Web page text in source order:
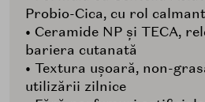
Probio-Cica, cu rol calmant
• Ceramide NP și TECA,
bariera cutanată
• Textura ușoară, non-
utilizării zilnice